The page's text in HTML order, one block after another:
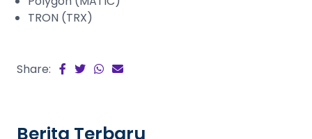
TRON (TRX)
Share:
Berita Terbaru